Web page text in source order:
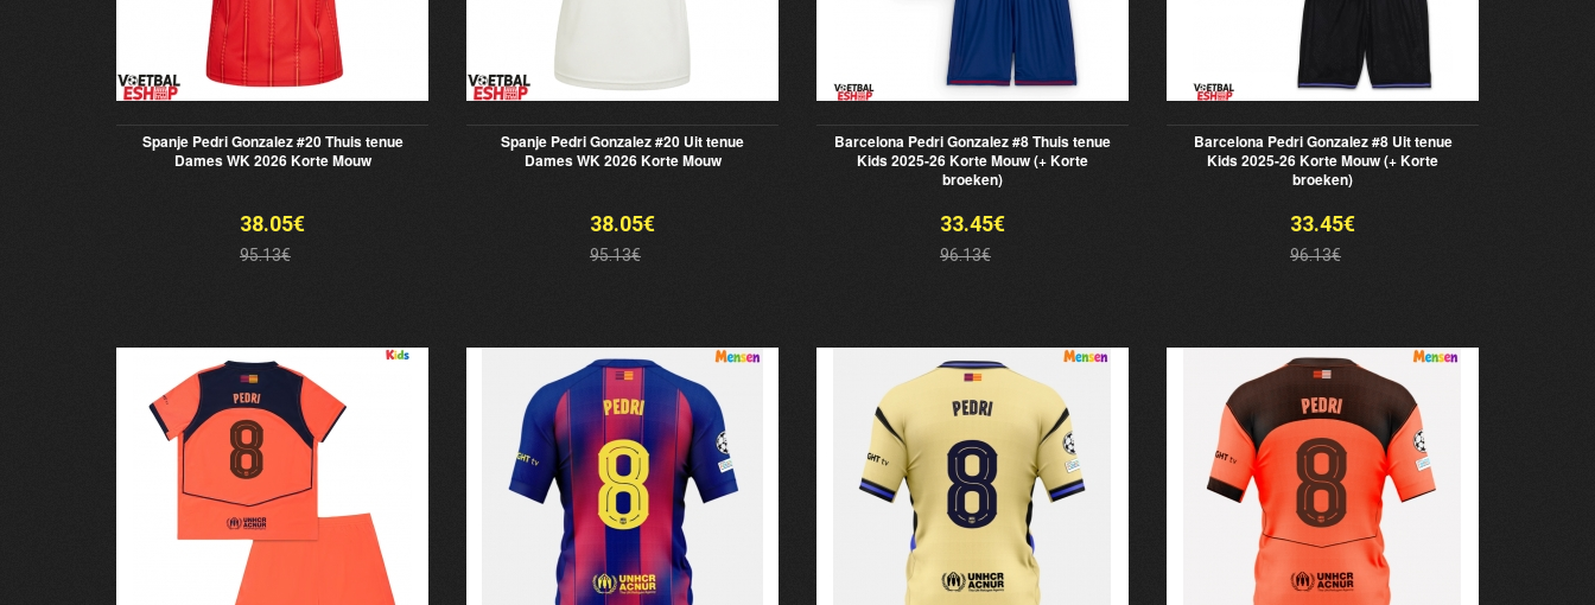
Spanje Pedri Gonzalez #20 Thuis tenue
Dames WK 2026 Korte Mouw
38.05€
95.13€
Spanje Pedri Gonzalez #20 Uit tenue
Dames WK 2026 Korte Mouw
38.05€
95.13€
Barcelona Pedri Gonzalez #8 Thuis tenue
Kids 2025-26 Korte Mouw (+ Korte
broeken)
33.45€
96.13€
Barcelona Pedri Gonzalez #8 Uit tenue
Kids 2025-26 Korte Mouw (+ Korte
broeken)
33.45€
96.13€